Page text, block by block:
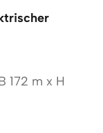
172 m x H